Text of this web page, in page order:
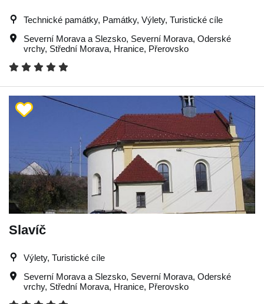
Technické památky, Památky, Výlety, Turistické cíle
Severní Morava a Slezsko, Severní Morava, Oderské
vrchy, Střední Morava, Hranice, Přerovsko
Slavíč
Výlety, Turistické cíle
Severní Morava a Slezsko, Severní Morava, Oderské
vrchy, Střední Morava, Hranice, Přerovsko